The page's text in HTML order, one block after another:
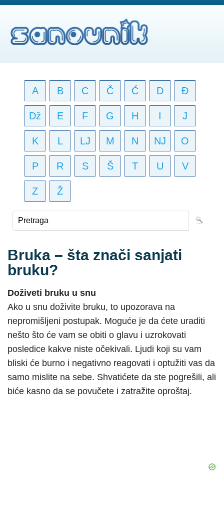
A B C Č Ć D Đ
Dž E F G H I J
K L LJ M N NJ O
P R S Š T U V
Z Ž
Bruka – šta znači sanjati
bruku?
Doživeti bruku u snu
Ako u snu doživite bruku, to upozorava na
nepromišljeni postupak. Moguće je da ćete uraditi
nešto što će vam se obiti o glavu i uzrokovati
posledice kakve niste očekivali. Ljudi koji su vam
bliski će burno i negativno reagovati i optužiti vas da
samo mislite na sebe. Shvatićete da ste pogrešili, ali
biće kasno da se povučete i zatražite oproštaj.